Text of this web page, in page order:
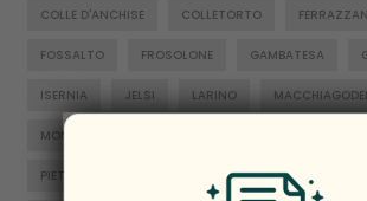
COLLE D'ANCHISE COLLETORTO
FOSSALTO FROSOLONE GAMBATESA
ISERNIA JELSI LARINO
MONTENERO DI BISACCIA
PIETRABBONDANTE PIETRACATELLA